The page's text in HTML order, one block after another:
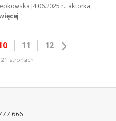
[4.06.2025 r.] aktorka,
11 12
stronach
666